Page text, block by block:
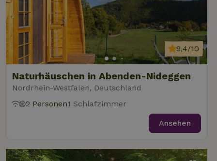
Naturhäuschen in Abenden-Nideggen
Nordrhein-Westfalen, Deutschland
9,4/10
2 Personen1 Schlafzimmer
Ansehen